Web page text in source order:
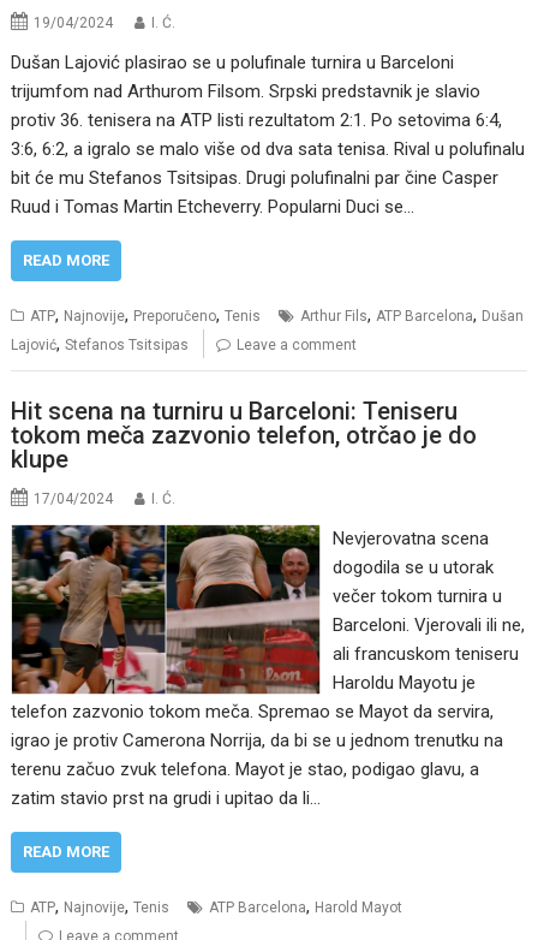
19/04/2024 I. Ć.
Dušan Lajović plasirao se u polufinale turnira u Barceloni
trijumfom nad Arthurom Filsom. Srpski predstavnik je slavio
protiv 36. tenisera na ATP listi rezultatom 2:1. Po setovima 6:4,
3:6, 6:2, a igralo se malo više od dva sata tenisa. Rival u polufinalu
bit će mu Stefanos Tsitsipas. Drugi polufinalni par čine Casper
Ruud i Tomas Martin Etcheverry. Popularni Duci se…
READ MORE
ATP, Najnovije, Preporučeno,Tenis Arthur Fils,ATP Barcelona, Dušan
Lajović,Stefanos Tsitsipas Leave a comment
Hit scena na turniru u Barceloni: Teniseru
tokom meča zazvonio telefon, otrčao je do
klupe
17/04/2024 I. Ć.
Nevjerovatna scena
dogodila se u utorak
večer tokom turnira u
Barceloni. Vjerovali ili ne,
ali francuskom teniseru
Haroldu Mayotu je
telefon zazvonio tokom meča. Spremao se Mayot da servira,
igrao je protiv Camerona Norrija, da bi se u jednom trenutku na
terenu začuo zvuk telefona. Mayot je stao, podigao glavu, a
zatim stavio prst na grudi i upitao da li…
READ MORE
ATP, Najnovije,Tenis ATP Barcelona, Harold Mayot
Leave a comment